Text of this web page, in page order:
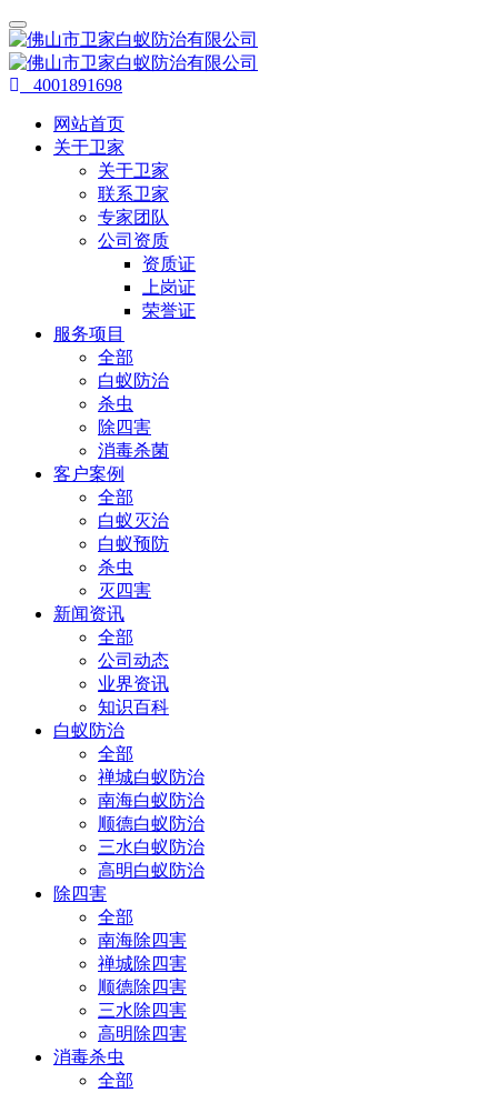
4001891698
网站首页
关于卫家
关于卫家
联系卫家
专家团队
公司资质
资质证
上岗证
荣誉证
服务项目
全部
白蚁防治
杀虫
除四害
消毒杀菌
客户案例
全部
白蚁灭治
白蚁预防
杀虫
灭四害
新闻资讯
全部
公司动态
业界资讯
知识百科
白蚁防治
全部
禅城白蚁防治
南海白蚁防治
顺德白蚁防治
三水白蚁防治
高明白蚁防治
除四害
全部
南海除四害
禅城除四害
顺德除四害
三水除四害
高明除四害
消毒杀虫
全部